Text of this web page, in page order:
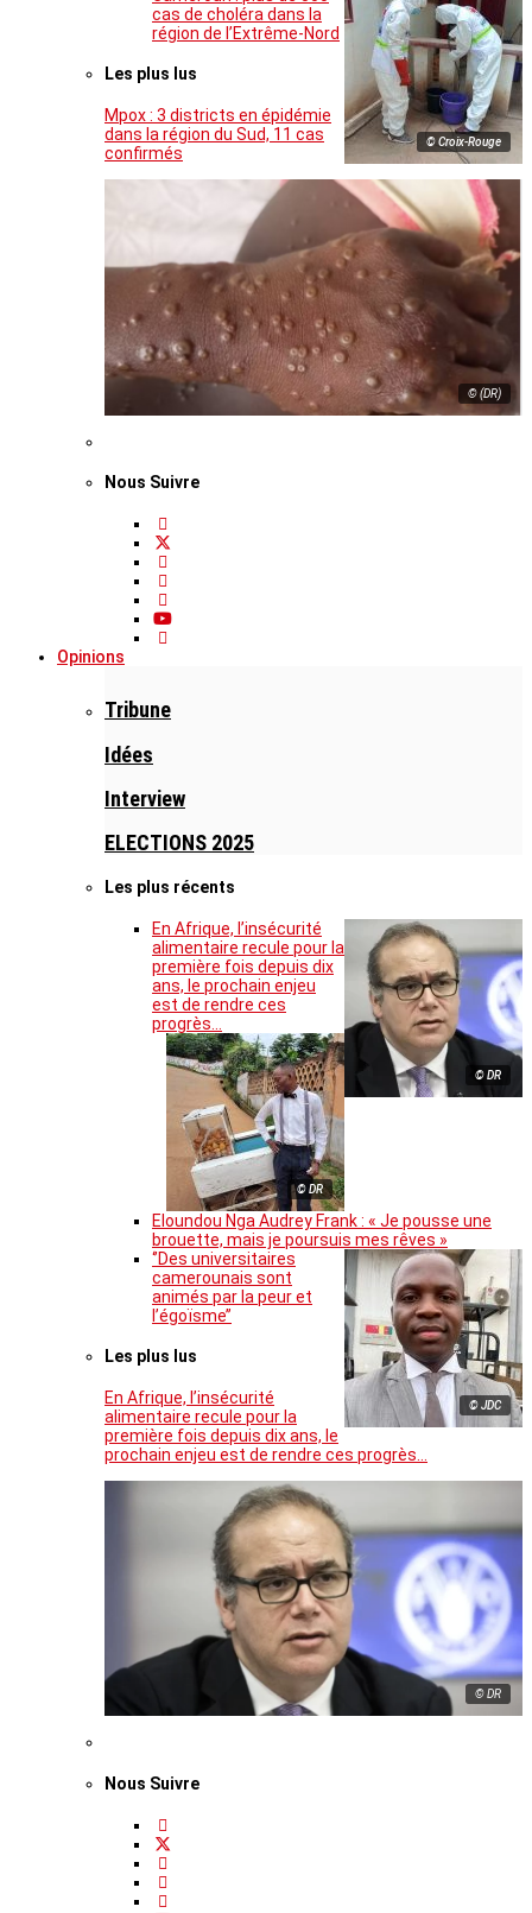
© Croix-Rouge
cas de choléra dans la
région de l’Extrême-Nord
Les plus lus
Mpox : 3 districts en épidémie
dans la région du Sud, 11 cas
confirmés
© (DR)
Nous Suivre
Opinions
Tribune
Idées
Interview
ELECTIONS 2025
Les plus récents
© DR
En Afrique, l’insécurité
alimentaire recule pour la
première fois depuis dix
ans, le prochain enjeu
est de rendre ces
progrès…
© DR
Eloundou Nga Audrey Frank : « Je pousse une
brouette, mais je poursuis mes rêves »
© JDC
‘’Des universitaires
camerounais sont
animés par la peur et
l’égoïsme’’
Les plus lus
En Afrique, l’insécurité
alimentaire recule pour la
première fois depuis dix ans, le
prochain enjeu est de rendre ces progrès…
© DR
Nous Suivre